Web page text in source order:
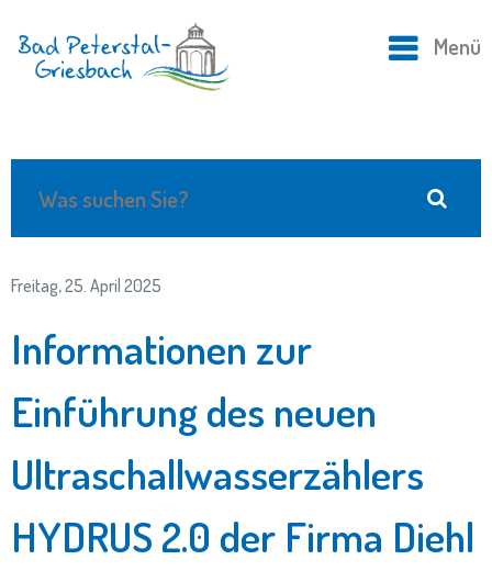
Menü
Freitag, 25. April 2025
Informationen zur
Einführung des neuen
Ultraschallwasserzählers
HYDRUS 2.0 der Firma Diehl